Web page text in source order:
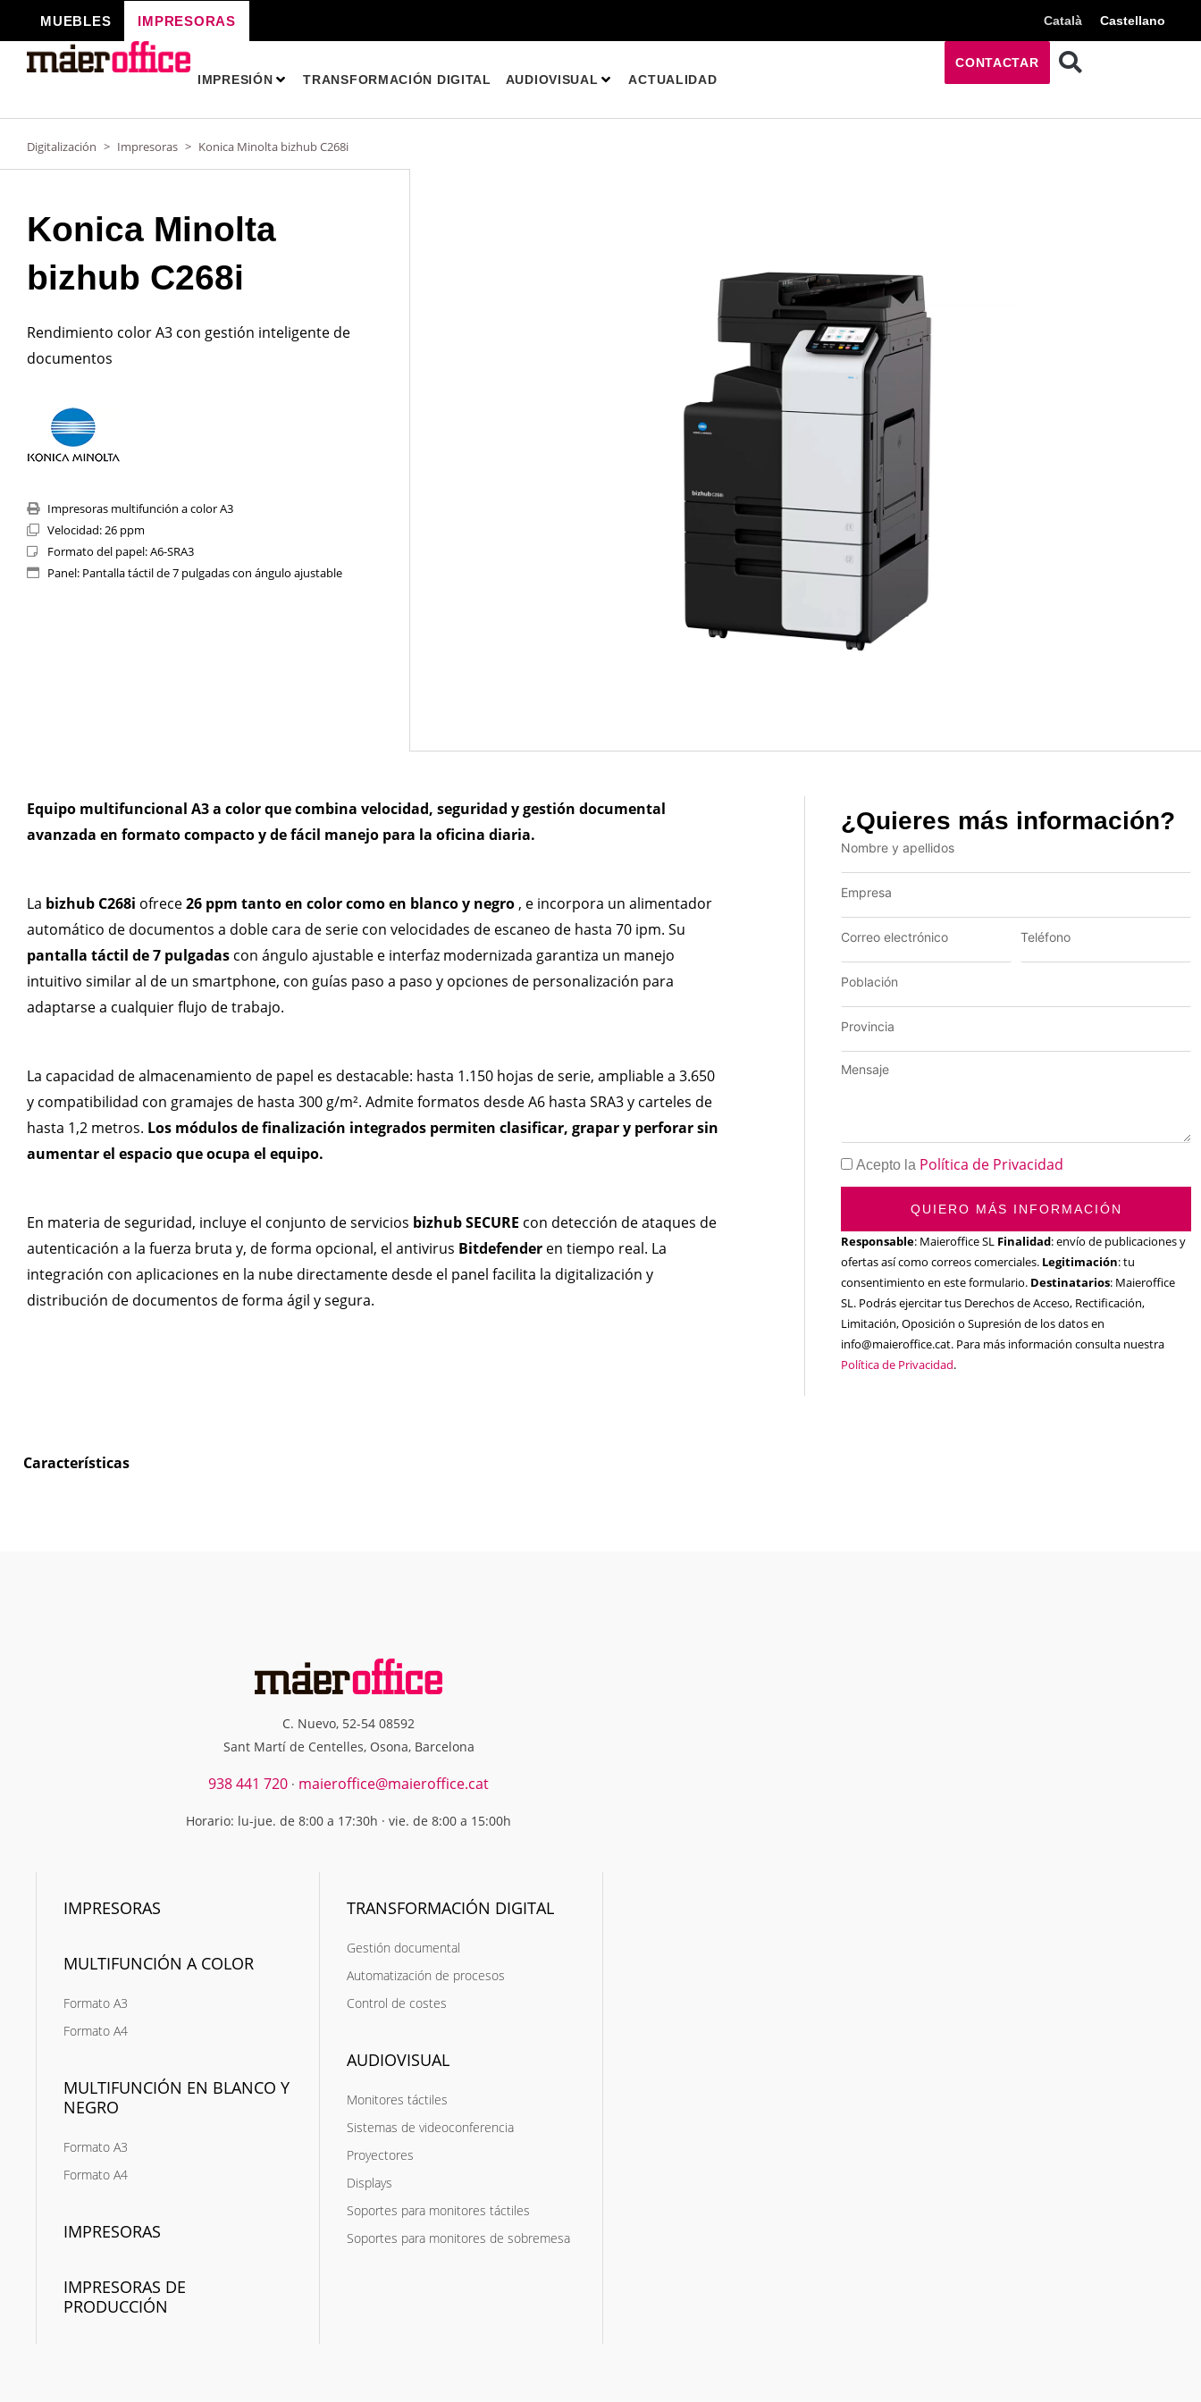
al
contenido
MUEBLES IMPRESORAS Català Castellano
IMPRESIÓN TRANSFORMACIÓN DIGITAL AUDIOVISUAL ACTUALIDAD
CONTACTAR
Digitalización > Impresoras > Konica Minolta bizhub C268i
Konica Minolta
bizhub C268i
Rendimiento color A3 con gestión inteligente de
documentos
Impresoras multifunción a color A3
Velocidad: 26 ppm
Formato del papel: A6-SRA3
Panel: Pantalla táctil de 7 pulgadas con ángulo ajustable
Equipo multifuncional A3 a color que combina velocidad, seguridad y gestión documental
avanzada en formato compacto y de fácil manejo para la oficina diaria.
La bizhub C268i ofrece26 ppm tanto en color como en blanco y negro , e incorpora un alimentador
automático de documentos a doble cara de serie con velocidades de escaneo de hasta 70 ipm. Su
pantalla táctil de 7 pulgadas con ángulo ajustable e interfaz modernizada garantiza un manejo
intuitivo similar al de un smartphone, con guías paso a paso y opciones de personalización para
adaptarse a cualquier flujo de trabajo.
La capacidad de almacenamiento de papel es destacable: hasta 1.150 hojas de serie, ampliable a 3.650
y compatibilidad con gramajes de hasta 300 g/m². Admite formatos desde A6 hasta SRA3 y carteles de
hasta 1,2 metros. Los módulos de finalización integrados permiten clasificar, grapar y perforar sin
aumentar el espacio que ocupa el equipo.
En materia de seguridad, incluye el conjunto de servicios bizhub SECURE con detección de ataques de
autenticación a la fuerza bruta y, de forma opcional, el antivirus Bitdefender en tiempo real. La
integración con aplicaciones en la nube directamente desde el panel facilita la digitalización y
distribución de documentos de forma ágil y segura.
Características
¿Quieres más información?
Acepto la Política de Privacidad
QUIERO MÁS INFORMACIÓN
Responsable: Maieroffice SL Finalidad: envío de publicaciones y
ofertas así como correos comerciales. Legitimación: tu
consentimiento en este formulario. Destinatarios: Maieroffice
SL. Podrás ejercitar tus Derechos de Acceso, Rectificación,
Limitación, Oposición o Supresión de los datos en
info@maieroffice.cat. Para más información consulta nuestra
Política de Privacidad.
C. Nuevo, 52-54 08592
Sant Martí de Centelles, Osona, Barcelona
938 441 720 · maieroffice@maieroffice.cat
Horario: lu-jue. de 8:00 a 17:30h · vie. de 8:00 a 15:00h
IMPRESORAS
MULTIFUNCIÓN A COLOR
Formato A3
Formato A4
MULTIFUNCIÓN EN BLANCO Y
NEGRO
Formato A3
Formato A4
IMPRESORAS
IMPRESORAS DE
PRODUCCIÓN
TRANSFORMACIÓN DIGITAL
Gestión documental
Automatización de procesos
Control de costes
AUDIOVISUAL
Monitores táctiles
Sistemas de videoconferencia
Proyectores
Displays
Soportes para monitores táctiles
Soportes para monitores de sobremesa